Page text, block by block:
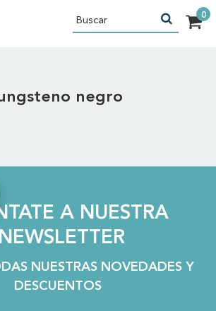
negro
A NUESTRA
NEWSLETTER
NUESTRAS NOVEDADES Y
DESCUENTOS